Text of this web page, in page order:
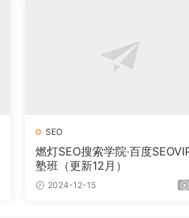
SEO
燃灯SEO搜索学院·百度
塾班（更新12月）
2024-12-15